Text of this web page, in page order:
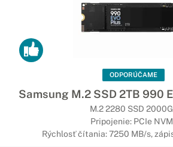
Využite rýchlejší prístup k
Disk s rýchlym zápisom a čítaním, s
(HDD), pre záznam využíva statické
bude Vaše zariadenia fungovať
Externé disky SSD
To najrýchlejšie uchovanie
ODPORÚČAME
Samsung M.2 SSD 2TB 990
M.2 2280 SSD
Pripojenie: PCIe
Rýchlosť čítania: 7250 MB/s,